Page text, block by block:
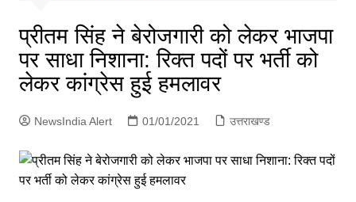
प्रीतम सिंह ने बेरोजगारी को लेकर भाजपा
पर साधा निशाना: रिक्त पदों पर भर्ती को
लेकर कांग्रेस हुई हमलावर
NewsIndia Alert 01/01/2021 उत्तराखण्ड
e